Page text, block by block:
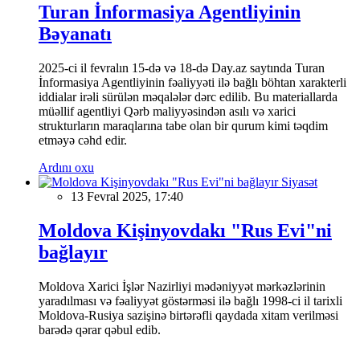
Turan İnformasiya Agentliyinin
Bəyanatı
2025-ci il fevralın 15-də və 18-də Day.az saytında Turan
İnformasiya Agentliyinin fəaliyyəti ilə bağlı böhtan xarakterli
iddialar irəli sürülən məqalələr dərc edilib. Bu materiallarda
müəllif agentliyi Qərb maliyyəsindən asılı və xarici
strukturların maraqlarına tabe olan bir qurum kimi təqdim
etməyə cəhd edir.
Ardını oxu
Siyasət
13 Fevral 2025, 17:40
Moldova Kişinyovdakı "Rus Evi"ni
bağlayır
Moldova Xarici İşlər Nazirliyi mədəniyyət mərkəzlərinin
yaradılması və fəaliyyət göstərməsi ilə bağlı 1998-ci il tarixli
Moldova-Rusiya sazişinə birtərəfli qaydada xitam verilməsi
barədə qərar qəbul edib.